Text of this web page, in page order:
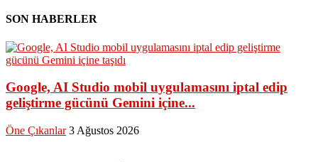
SON HABERLER
Google, AI Studio mobil uygulamasını iptal edip
geliştirme gücünü Gemini içine...
Öne Çıkanlar 3 Ağustos 2026